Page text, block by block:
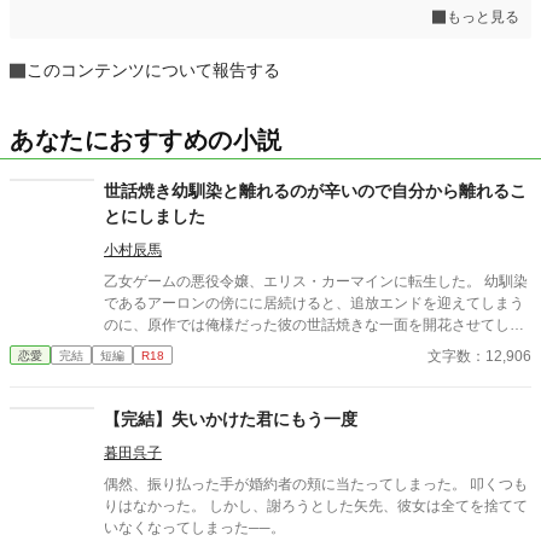
もっと見る
このコンテンツについて報告する
あなたにおすすめの小説
世話焼き幼馴染と離れるのが辛いので自分から離れるこ
とにしました
小村辰馬
乙女ゲームの悪役令嬢、エリス・カーマインに転生した。 幼馴染
であるアーロンの傍にに居続けると、追放エンドを迎えてしまう
のに、原作では俺様だった彼の世話焼きな一面を開花させてしま
い、居心地の良い彼のそばを離れるのが辛くなってしまう。 なら
ば彼の代わりに男友達を作ろうと画策するがーー
恋愛 完結 短編 R18 文字数：12,906
【完結】失いかけた君にもう一度
暮田呉子
偶然、振り払った手が婚約者の頬に当たってしまった。 叩くつも
りはなかった。 しかし、謝ろうとした矢先、彼女は全てを捨てて
いなくなってしまった──。